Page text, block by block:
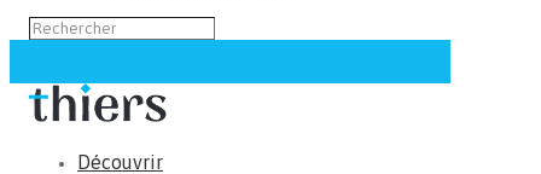
Découvrir